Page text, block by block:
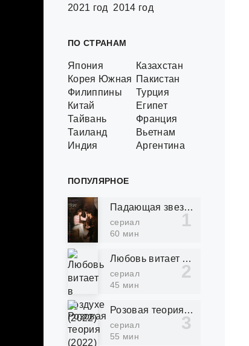
2021 год
2014 год
ПО СТРАНАМ
Япония
Корея Южная
Филиппины
Китай
Тайвань
Таиланд
Индия
Казахстан
Пакистан
Турция
Египет
Франция
Вьетнам
Аргентина
ПОПУЛЯРНОЕ
Падающая звезда (2022)
сериал
60 мин
Любовь витает в воздухе (2022)
сериал
45 мин
Розовая теория (2022)
сериал
55 мин